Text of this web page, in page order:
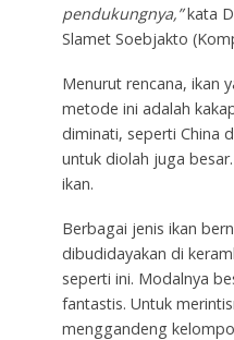
pendukungnya,”kata
Slamet Soebjakto
Menurut rencana, ikan
metode ini adalah
diminati, seperti China
untuk diolah juga
ikan.
Berbagai jenis ikan
dibudidayakan di
seperti ini. Modalnya
fantastis. Untuk
menggandeng